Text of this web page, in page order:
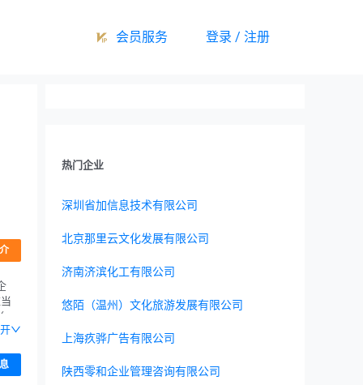
会员服务 登录 / 注册
热门企业
深圳省加信息技术有限公司
北京那里云文化发展有限公司
济南济滨化工有限公司
悠陌（温州）文化旅游发展有限公司
上海疚骅广告有限公司
陕西零和企业管理咨询有限公司